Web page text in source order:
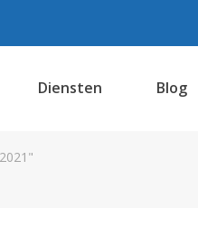
Diensten Blog